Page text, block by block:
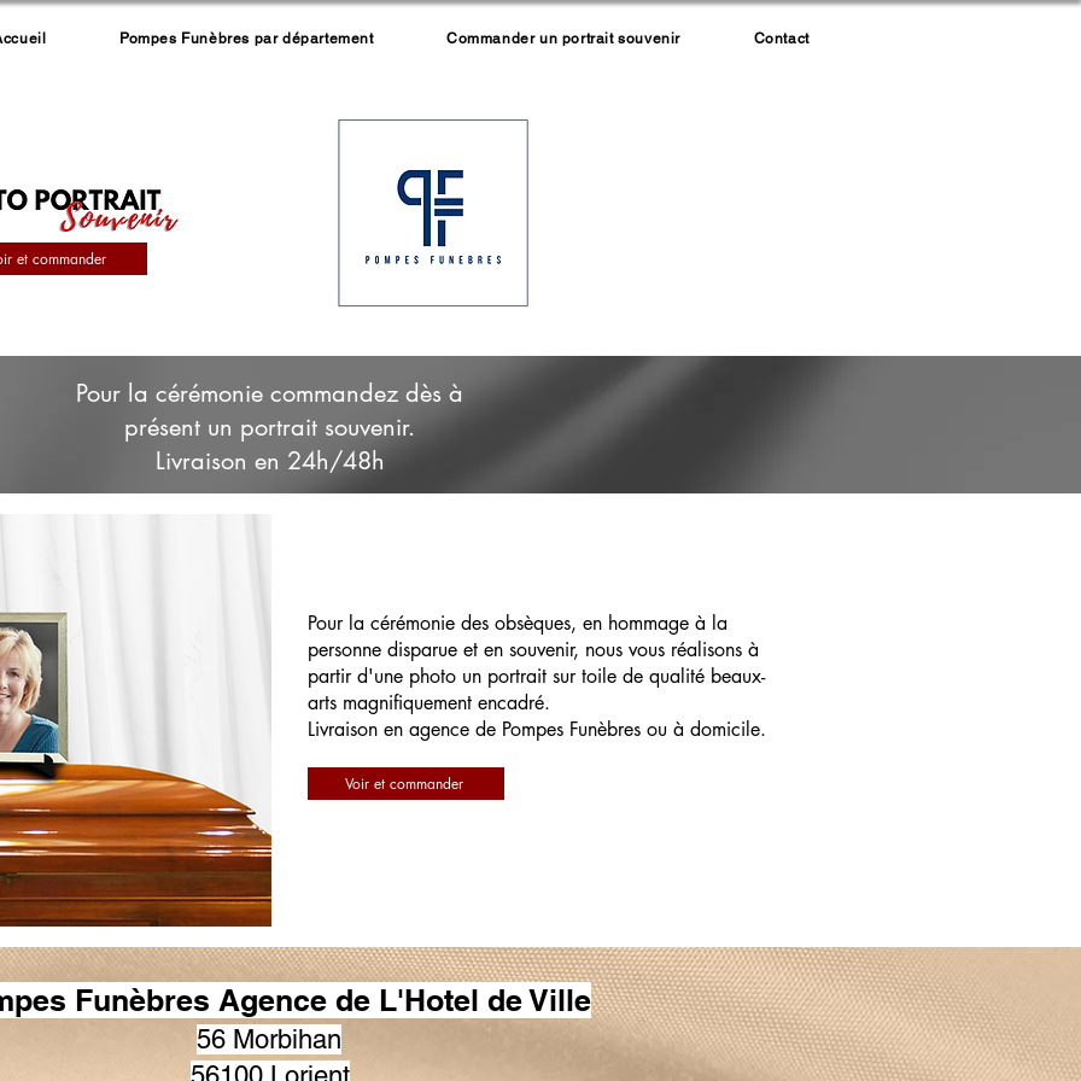
Pompes Funèbres par département Commander un portrait souvenir Contact
et commander
Pour la cérémonie commandez dès à
présent un portrait souvenir.
Livraison en 24h/48h
Pour la cérémonie des obsèques, en hommage à la
personne disparue et en souvenir, nous vous réalisons à
partir d'une photo un portrait sur toile de qualité beaux-
arts magnifiquement encadré.
Livraison en agence de Pompes Funèbres ou à domicile.
Voir et commander
Funèbres Agence de L'Hotel de Ville
56 Morbihan